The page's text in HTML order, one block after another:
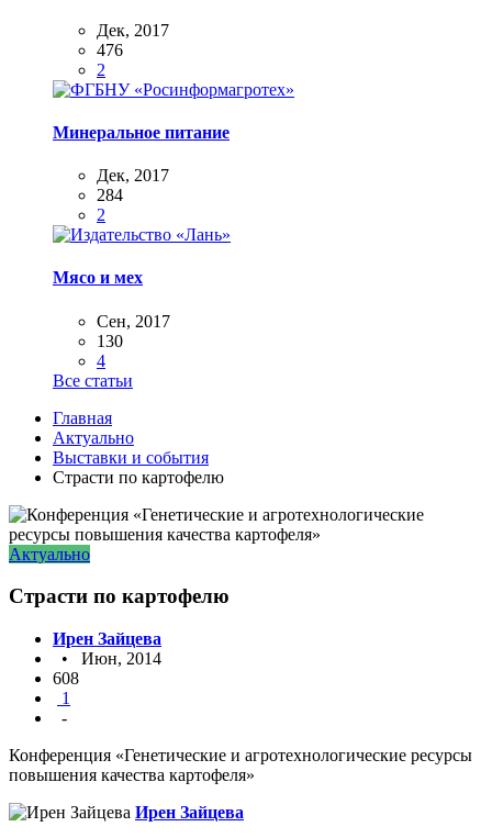
Дек, 2017
476
2
Минеральное питание
Дек, 2017
284
2
Мясо и мех
Сен, 2017
130
4
Все статьи
Главная
Актуально
Выставки и события
Страсти по картофелю
Актуально
Страсти по картофелю
Ирен Зайцева
• Июн, 2014
608
1
-
Конференция «Генетические и агротехнологические ресурсы
повышения качества картофеля»
Ирен Зайцева